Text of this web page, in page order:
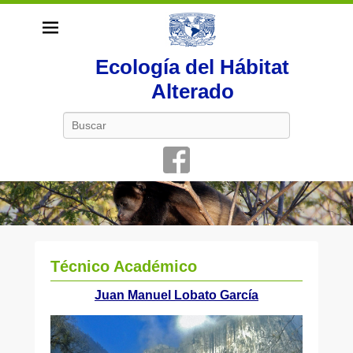
Ecología del Hábitat
Alterado
Técnico Académico
b
l
Juan Manuel Lobato García